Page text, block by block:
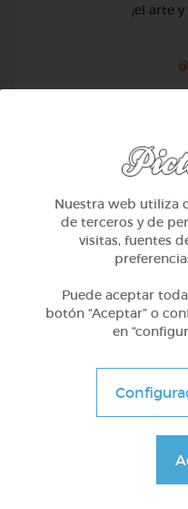
¡el arte
1º
Nuestra web utiliza
de terceros y de
visitas, fuentes
Puede aceptar
botón “Aceptar” o
en